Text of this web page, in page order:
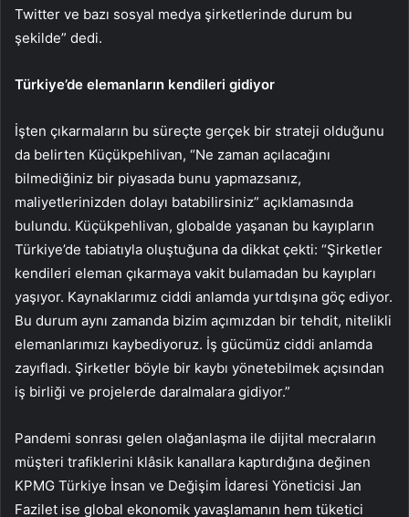
Twitter ve bazı sosyal medya şirketlerinde durum bu
şekilde” dedi.
Türkiye’de elemanların kendileri gidiyor
İşten çıkarmaların bu süreçte gerçek bir strateji olduğunu
da belirten Küçükpehlivan, “Ne zaman açılacağını
bilmediğiniz bir piyasada bunu yapmazsanız,
maliyetlerinizden dolayı batabilirsiniz” açıklamasında
bulundu. Küçükpehlivan, globalde yaşanan bu kayıpların
Türkiye’de tabiatıyla oluştuğuna da dikkat çekti: “Şirketler
kendileri eleman çıkarmaya vakit bulamadan bu kayıpları
yaşıyor. Kaynaklarımız ciddi anlamda yurtdışına göç ediyor.
Bu durum aynı zamanda bizim açımızdan bir tehdit, nitelikli
elemanlarımızı kaybediyoruz. İş gücümüz ciddi anlamda
zayıfladı. Şirketler böyle bir kaybı yönetebilmek açısından
iş birliği ve projelerde daralmalara gidiyor.”
Pandemi sonrası gelen olağanlaşma ile dijital mecraların
müşteri trafiklerini klâsik kanallara kaptırdığına değinen
KPMG Türkiye İnsan ve Değişim İdaresi Yöneticisi Jan
Fazilet ise global ekonomik yavaşlamanın hem tüketici